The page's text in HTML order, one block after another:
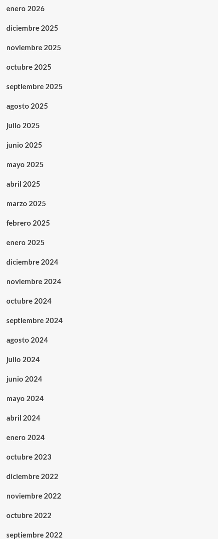
enero 2026
diciembre 2025
noviembre 2025
octubre 2025
septiembre 2025
agosto 2025
julio 2025
junio 2025
mayo 2025
abril 2025
marzo 2025
febrero 2025
enero 2025
diciembre 2024
noviembre 2024
octubre 2024
septiembre 2024
agosto 2024
julio 2024
junio 2024
mayo 2024
abril 2024
enero 2024
octubre 2023
diciembre 2022
noviembre 2022
octubre 2022
septiembre 2022